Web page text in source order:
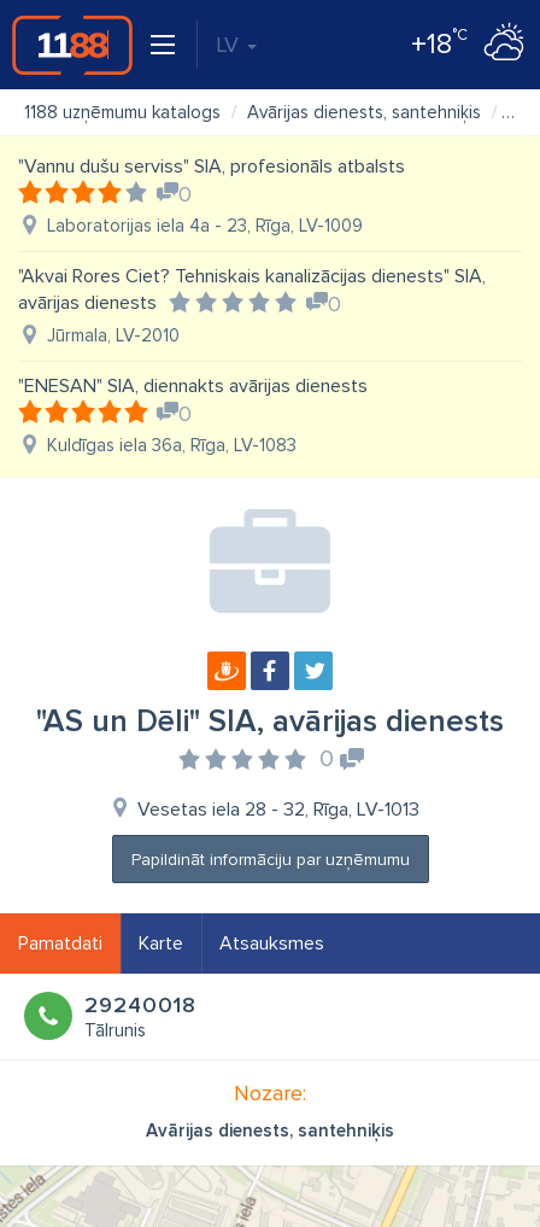
LV +18°C
1188 uzņēmumu katalogs Avārijas dienests, santehniķis
"Vannu dušu serviss" SIA, profesionāls atbalsts
0
Laboratorijas iela 4a - 23, Rīga, LV-1009
"Akvai Rores Ciet? Tehniskais kanalizācijas dienests" SIA,
avārijas dienests
0
Jūrmala, LV-2010
"ENESAN" SIA, diennakts avārijas dienests
0
Kuldīgas iela 36a, Rīga, LV-1083
"AS un Dēli" SIA, avārijas dienests
0
Vesetas iela 28 - 32, Rīga, LV-1013
Papildināt informāciju par uzņēmumu
Pamatdati Karte Atsauksmes
29240018
Tālrunis
Nozare:
Avārijas dienests, santehniķis